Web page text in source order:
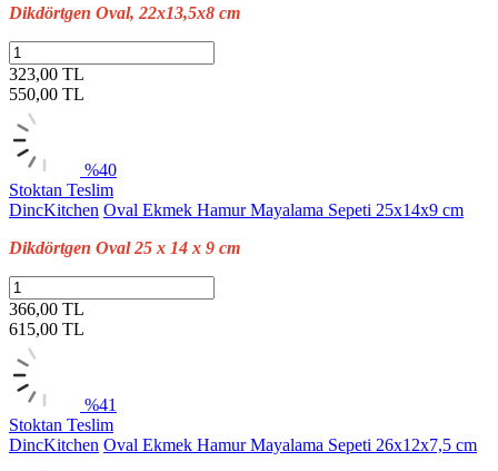
Dikdörtgen Oval, 22x13,5x8 cm
323,00 TL
550,00 TL
%40
Stoktan Teslim
DincKitchen Oval Ekmek Hamur Mayalama Sepeti 25x14x9 cm
Dikdörtgen Oval 25 x 14 x 9 cm
366,00 TL
615,00 TL
%41
Stoktan Teslim
DincKitchen Oval Ekmek Hamur Mayalama Sepeti 26x12x7,5 cm